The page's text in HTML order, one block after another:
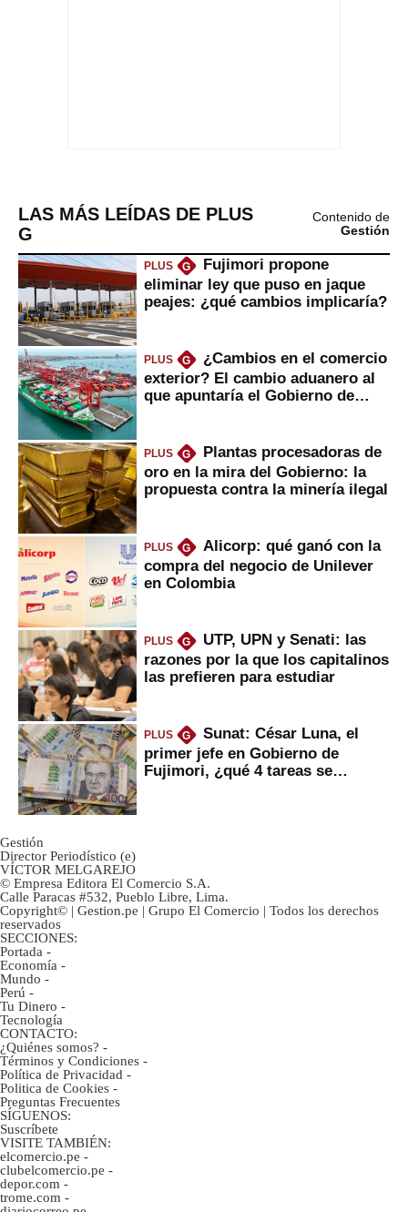
LAS MÁS LEÍDAS DE PLUS
G
Contenido de
Gestión
PLUS G
Fujimori propone
eliminar ley que puso en jaque
peajes: ¿qué cambios implicaría?
PLUS G
¿Cambios en el comercio
exterior? El cambio aduanero al
que apuntaría el Gobierno de
PLUS G
Plantas procesadoras de
oro en la mira del Gobierno: la
propuesta contra la minería ilegal
PLUS G
Alicorp: qué ganó con la
compra del negocio de Unilever
en Colombia
PLUS G
UTP, UPN y Senati: las
razones por la que los capitalinos
las prefieren para estudiar
PLUS G
Sunat: César Luna, el
primer jefe en Gobierno de
Fujimori, ¿qué 4 tareas se
Gestión
Director Periodístico (e)
VÍCTOR MELGAREJO
© Empresa Editora El Comercio S.A.
Calle Paracas #532, Pueblo Libre, Lima.
Copyright© | Gestion.pe | Grupo El Comercio | Todos los derechos
reservados
SECCIONES:
Portada -
Economía -
Mundo -
Perú -
Tu Dinero -
Tecnología
CONTACTO:
¿Quiénes somos? -
Términos y Condiciones -
Política de Privacidad -
Politica de Cookies -
Preguntas Frecuentes
SÍGUENOS:
Suscríbete
VISITE TAMBIÉN:
elcomercio.pe -
clubelcomercio.pe -
depor.com -
trome.com -